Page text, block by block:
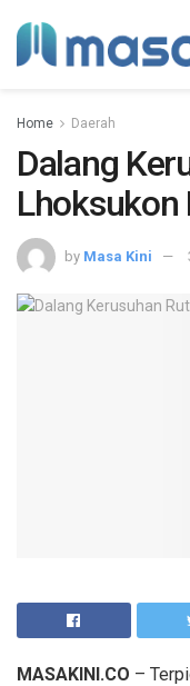
Home Daerah
Dalang
Lhoksukon
by Masa Kini
MASAKINI.CO –